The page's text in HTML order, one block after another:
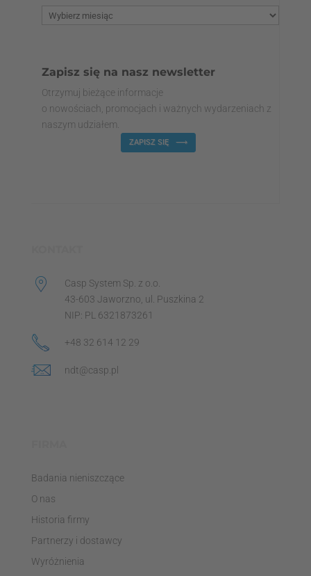
Zapisz się na nasz newsletter
Otrzymuj bieżące informacje
o nowościach, promocjach i ważnych wydarzeniach z
naszym udziałem.
ZAPISZ SIĘ
Casp System Sp. z o.o.
43-603 Jaworzno, ul. Puszkina 2
NIP: PL 6321873261
+48 32 614 12 29
ndt@casp.pl
Badania nieniszczące
O nas
Historia firmy
Partnerzy i dostawcy
Wyróżnienia